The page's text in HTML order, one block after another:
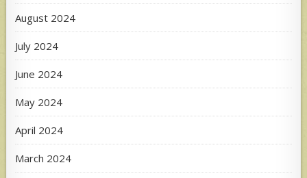
August 2024
July 2024
June 2024
May 2024
April 2024
March 2024